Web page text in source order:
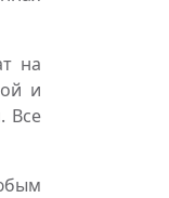
на
и
Все